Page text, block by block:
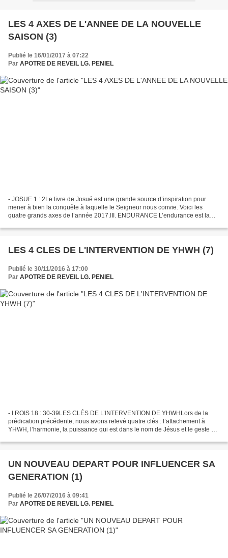
LES 4 AXES DE L'ANNEE DE LA NOUVELLE
SAISON (3)
Publié le 16/01/2017 à 07:22
Par APOTRE DE REVEIL LG. PENIEL
- JOSUE 1 : 2Le livre de Josué est une grande source d’inspiration pour
mener à bien la conquête à laquelle le Seigneur nous convie. Voici les
quatre grands axes de l’année 2017.III. ENDURANCE L’endurance est la
LES 4 CLES DE L'INTERVENTION DE YHWH (7)
Publié le 30/11/2016 à 17:00
Par APOTRE DE REVEIL LG. PENIEL
- I ROIS 18 : 30-39LES CLÉS DE L’INTERVENTION DE YHWHLors de la
prédication précédente, nous avons relevé quatre clés : l’attachement à
YHWH, l’harmonie, la puissance qui est dans le nom de Jésus et le geste de
UN NOUVEAU DEPART POUR INFLUENCER SA
GENERATION (1)
Publié le 26/07/2016 à 09:41
Par APOTRE DE REVEIL LG. PENIEL